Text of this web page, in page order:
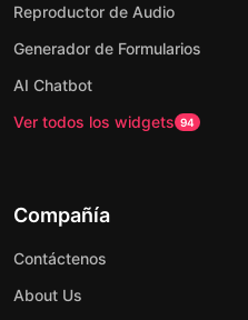
Reproductor de Audio
Generador de Formularios
AI Chatbot
Ver todos los widgets 94
Compañía
Contáctenos
About Us